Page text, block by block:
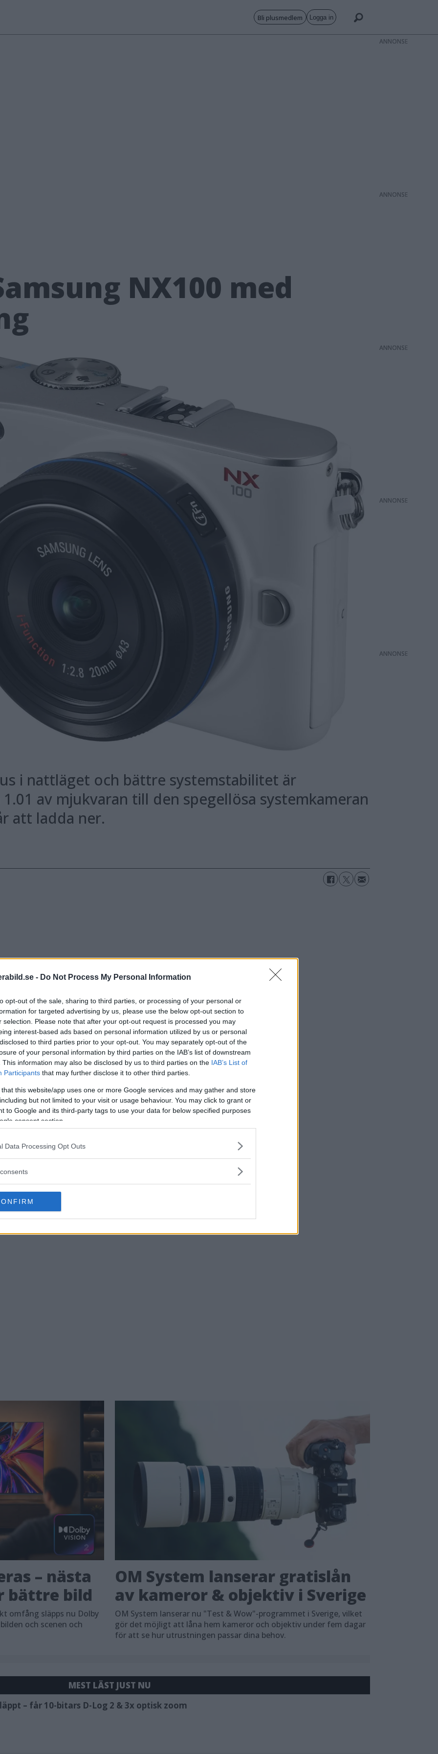
- Do Not Process My Personal Information
opt-out of the sale, sharing to third parties, or processing of your personal or
for targeted advertising by us, please use the below opt-out section to
selection. Please note that after your opt-out request is processed you may
interest-based ads based on personal information utilized by us or personal
to third parties prior to your opt-out. You may separately opt-out of the
of your personal information by third parties on the IAB’s list of downstream
This information may also be disclosed by us to third parties on the IAB’s List of
Participants that may further disclose it to other third parties.
that this website/app uses one or more Google services and may gather and store
but not limited to your visit or usage behaviour. You may click to grant or
to Google and its third-party tags to use your data for below specified purposes
consent section.
Data Processing Opt Outs
Bli plusmedlem Logga in
NX100 med
i nattläget och bättre systemstabilitet är
av mjukvaran till den spegellösa systemkameran
att ladda ner.
laddas ner på
– nästa
bättre bild
omfång släpps nu Dolby
och scenen och
OM System lanserar gratislån
av kameror & objektiv i Sverige
OM System lanserar nu "Test & Wow"-programmet i Sverige, vilket
gör det möjligt att låna hem kameror och objektiv under fem dagar
för att se hur utrustningen passar dina behov.
MEST LÄST JUST NU
– får 10-bitars D-Log 2 & 3x optisk zoom
ANNONS
ANNONS
ANNONS
ANNONS
ANNONS